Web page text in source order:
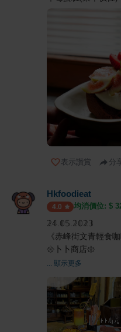
表示讚賞 分
Hkfoodieat
4.0 均消價位: $
𝟚𝟜.𝟘𝟝.𝟚𝟘𝟚𝟛
《赤峰街文青輕食咖
𑁍卜卜商店𑁍
... 顯示更多